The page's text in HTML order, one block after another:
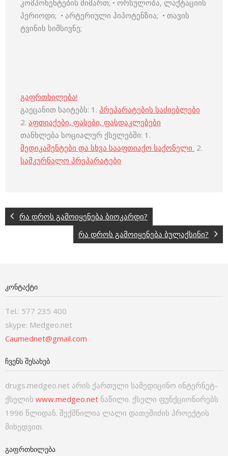
კომპონენტების მიმართ; • ორსულობა, ლაქტაციის
პერიოდი; • არტერიული ჰიპოტენზია; • თავის
ტვინის სიმსივნე;
გაფრთხილება!
გაეცანით საიტებს: 1. პრეპარატების საძიებლები
2. აფთიაქები, ფასები, ფასდაკლებები
თანხლება სოციალურ ქსელებში: 1.
მედიკამენტები და სხვა სააფთიაქო საქონელი 2.
სამკურნალო პრეპარატები
რა დროს გამოიყენება ბიოკარდი?
რა დროს გამოიყენება ბულაქსინი?
ᲙᲝᲜᲢᲐᲥᲢᲘ
Tel.: 577 235 400
skype: Medgeo.net
Caumednet@gmail.com
ᲩᲕᲔᲜᲡ ᲨᲔᲡᲐᲮᲔᲑ
drugs.medgeo.net არის ქართული სამედიცინო ინტერნეტ-
ქსელის www.medgeo.net ნაწილი. ქსელი ფუნქციონირებს
1996 წლიდან. შექმნილია ლალი დათეშიძის პროექტის
მიხედვით.
ᲒᲐᲤᲠᲗᲮᲘᲚᲔᲑᲐ